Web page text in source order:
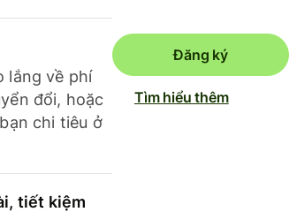
lắng về phí
đổi, hoặc
chi tiêu ở
tiết kiệm
Đăng ký
Tìm hiểu thêm